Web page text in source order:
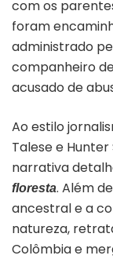
com os
foram
administrado
companheiro
acusado de
Ao estilo
Talese e
narrativa
floresta. Além
ancestral e a
natureza,
Colômbia e